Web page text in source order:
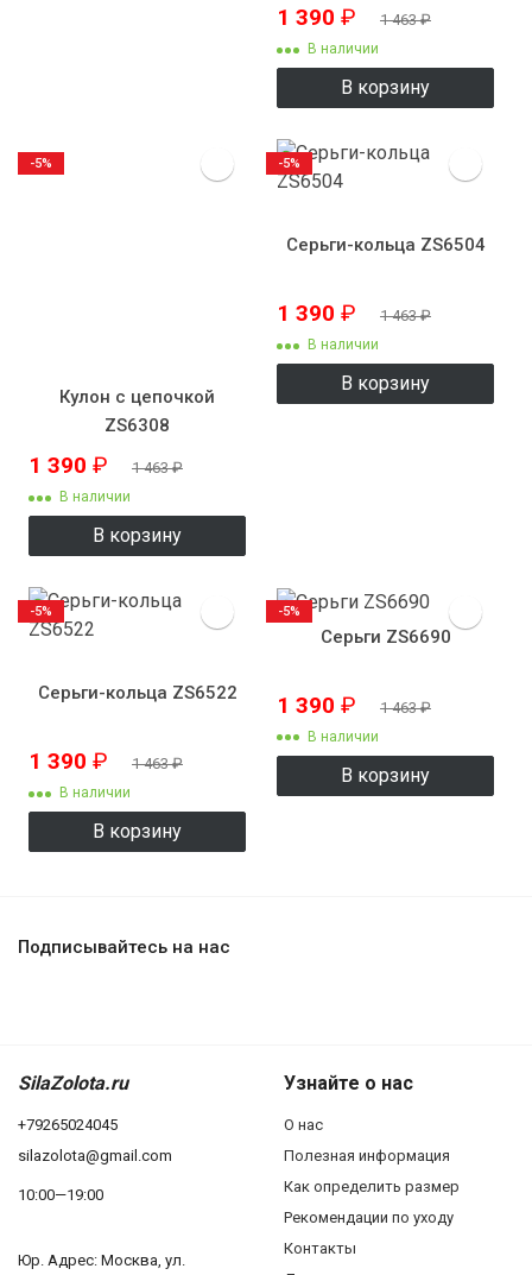
1 390 ₽ 1 463₽
В наличии
В корзину
Кулон с цепочкой
ZS6308
1 390 ₽ 1 463₽
В наличии
В корзину
-5%
Серьги-кольца ZS6504
1 390 ₽ 1 463₽
В наличии
В корзину
-5%
Серьги-кольца ZS6522
1 390 ₽ 1 463₽
В наличии
В корзину
-5%
Серьги ZS6690
1 390 ₽ 1 463₽
В наличии
В корзину
-5%
Подписывайтесь на нас
SilaZolota.ru
+79265024045
silazolota@gmail.com
10:00—19:00
Юр. Адреc: Москва, ул.
Узнайте о нас
О нас
Полезная информация
Как определить размер
Рекомендации по уходу
Контакты